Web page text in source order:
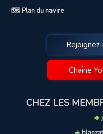
🗺️ Plan du navire
Chaîne
CHEZ LES